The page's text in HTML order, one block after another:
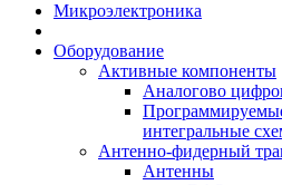
Микроэлектроника
Оборудование
Активные компоненты
Аналогово
интегральные
Антенно-фидерный
Антенны